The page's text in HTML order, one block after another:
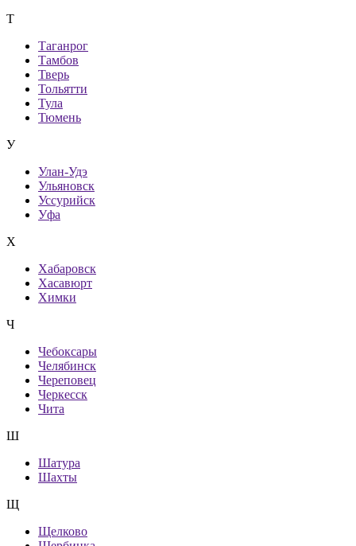
Т
Таганрог
Тамбов
Тверь
Тольятти
Тула
Тюмень
У
Улан-Удэ
Ульяновск
Уссурийск
Уфа
Х
Хабаровск
Хасавюрт
Химки
Ч
Чебоксары
Челябинск
Череповец
Черкесск
Чита
Ш
Шатура
Шахты
Щ
Щелково